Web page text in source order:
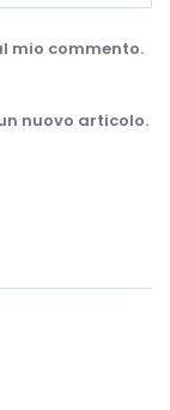
mio commento.
nuovo articolo.